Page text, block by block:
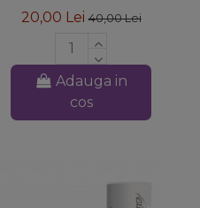
20,00 Lei40,00 Lei
Adauga in
cos